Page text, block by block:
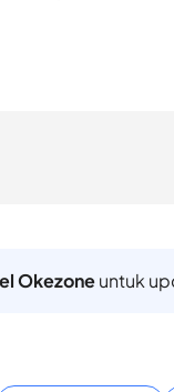
Okezoneuntuk